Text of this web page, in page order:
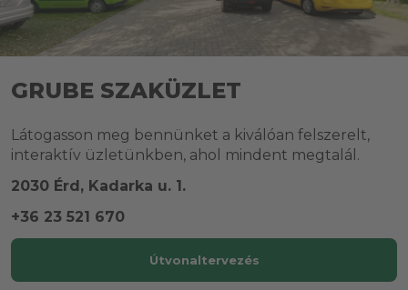
GRUBE SZAKÜZLET
Látogasson meg bennünket a kiválóan felszerelt,
interaktív üzletünkben, ahol mindent megtalál.
2030 Érd, Kadarka u. 1.
+36 23 521 670
Útvonaltervezés